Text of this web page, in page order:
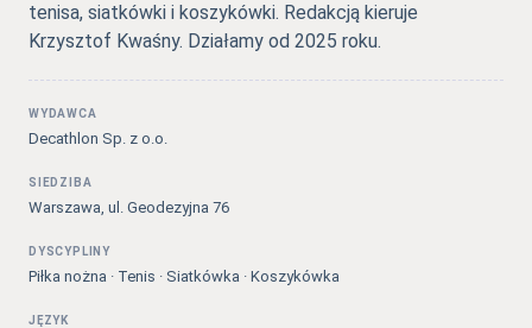
tenisa, siatkówki i koszykówki. Redakcją kieruje
Krzysztof Kwaśny. Działamy od 2025 roku.
WYDAWCA
Decathlon Sp. z o.o.
SIEDZIBA
Warszawa, ul. Geodezyjna 76
DYSCYPLINY
Piłka nożna · Tenis · Siatkówka · Koszykówka
JĘZYK